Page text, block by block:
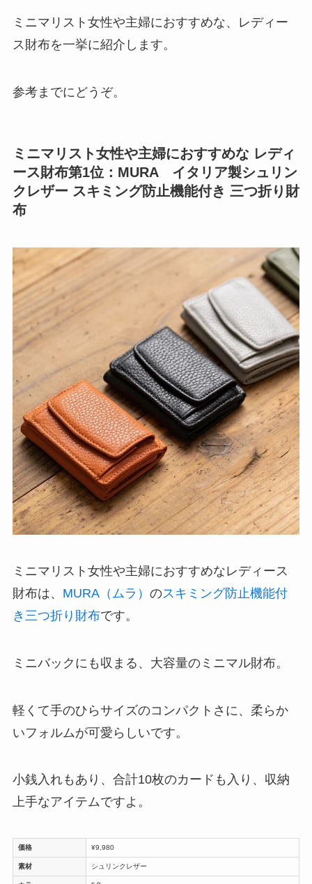
ミニマリスト女性や主婦におすすめな、レディー
ス財布を一挙に紹介します。
参考までにどうぞ。
ミニマリスト女性や主婦におすすめな レディ
ース財布第1位：MURA イタリア製シュリン
クレザー スキミング防止機能付き 三つ折り財
布
ミニマリスト女性や主婦におすすめなレディース
財布は、 MURA（ムラ） のスキミング防止機能付
き三つ折り財布です。
ミニバックにも収まる、大容量のミニマル財布。
軽くて手のひらサイズのコンパクトさに、柔らか
いフォルムが可愛らしいです。
小銭入れもあり、合計10枚のカードも入り、収納
上手なアイテムですよ。
価格 ¥9,980
素材 シュリンクレザー